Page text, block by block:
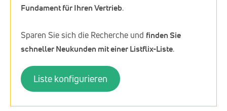
Fundament für Ihren Vertrieb.
Sparen Sie sich die Recherche und finden Sie
schneller Neukunden mit einer Listflix-Liste.
Liste konfigurieren